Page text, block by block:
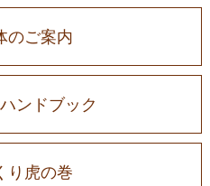
のご案内
ンドブック
り虎の巻